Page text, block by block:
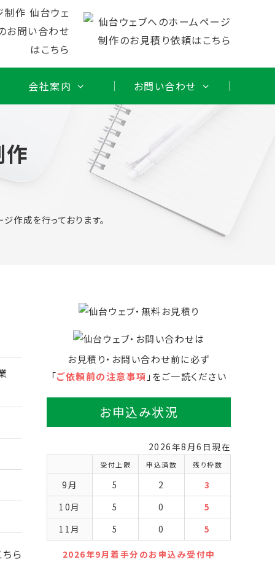
会社案内 お問い合わせ
作
作成を行っております。
ら
お見積り・お問い合わせ前に必ず
「ご依頼前の注意事項 」をご一読ください
お申込み状況
2026年8月6日現在
受付上限 申込済数 残り枠数
9月 5 2
3
10月
5 0
5
11月
5 0 5
2026年9月着手分のお申込み受付中